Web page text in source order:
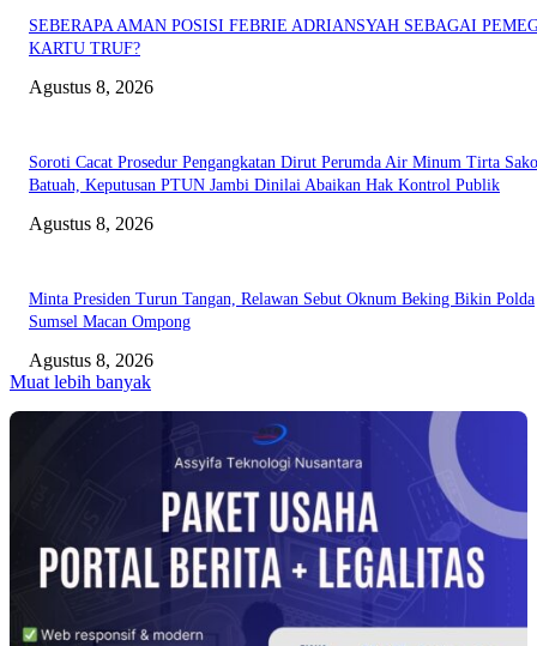
SEBERAPA AMAN POSISI FEBRIE ADRIANSYAH SEBAGAI
KARTU TRUF?
Agustus 8, 2026
Soroti Cacat Prosedur Pengangkatan Dirut Perumda Air Minum Tirta Sako
Batuah, Keputusan PTUN Jambi Dinilai Abaikan Hak Kontrol Publik
Agustus 8, 2026
Minta Presiden Turun Tangan, Relawan Sebut Oknum Beking Bikin Polda
Sumsel Macan Ompong
Agustus 8, 2026
Muat lebih banyak